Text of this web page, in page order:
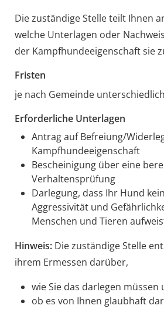
Die zuständige Stelle teilt Ihnen
welche Unterlagen oder
der Kampfhundeeigenschaft sie
Fristen
je nach Gemeinde unterschiedlich
Erforderliche Unterlagen
Antrag auf Befreiung/
Kampfhundeeigenschaft
Bescheinigung über eine
Verhaltensprüfung
Darlegung, dass Ihr Hund
Aggressivität und
Menschen und Tieren
Hinweis:Die zuständige Stelle
ihrem Ermessen darüber,
wie Sie das darlegen müssen
ob es von Ihnen glaubhaft